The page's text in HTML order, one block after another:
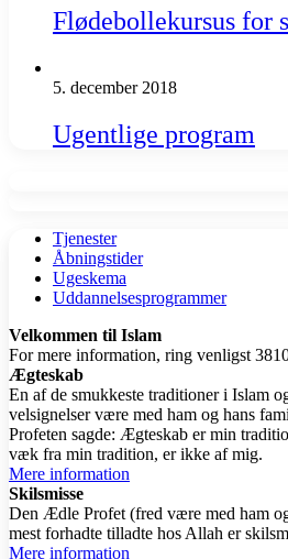
Flødebollekursus for
5. december 2018
Ugentlige program
Tjenester
Åbningstider
Ugeskema
Uddannelsesprogrammer
Velkommen til Islam
For mere information, ring venligst
Ægteskab
En af de smukkeste traditioner i Islam
velsignelser være med ham og hans
Profeten sagde: Ægteskab er min
væk fra min tradition, er ikke af mig.
Mere information
Skilsmisse
Den Ædle Profet (fred være med ham
mest forhadte tilladte hos Allah er
Mere information